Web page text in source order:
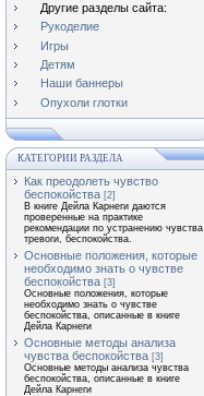
Другие разделы сайта:
Рукоделие
Игры
Детям
Наши баннеры
Опухоли глотки
КАТЕГОРИИ РАЗДЕЛА
Как преодолеть чувство
беспокойства [2]
В книге Дейла Карнеги даются
проверенные на практике
рекомендации по устранению чувства
тревоги, беспокойства.
Основные положения, которые
необходимо знать о чувстве
беспокойства [3]
Основные положения, которые
необходимо знать о чувстве
беспокойства, описанные в книге
Дейла Карнеги
Основные методы анализа
чувства беспокойства [3]
Основные методы анализа чувства
беспокойства, описанные в книге
Дейла Карнеги